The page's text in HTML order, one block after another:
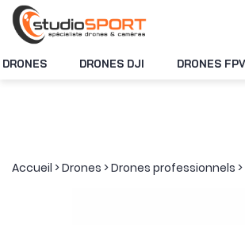
DRONES DRONES DJI DRONES FPV
Accueil >Drones >Drones professionnels >